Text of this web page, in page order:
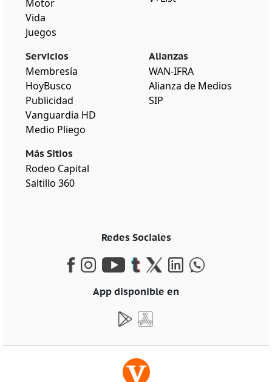
Motor
Vida
Juegos
Servicios
Membresía
HoyBusco
Publicidad
Vanguardia HD
Medio Pliego
Más Sitios
Rodeo Capital
Saltillo 360
Alianzas
WAN-IFRA
Alianza de Medios
SIP
Redes Sociales
App disponible en